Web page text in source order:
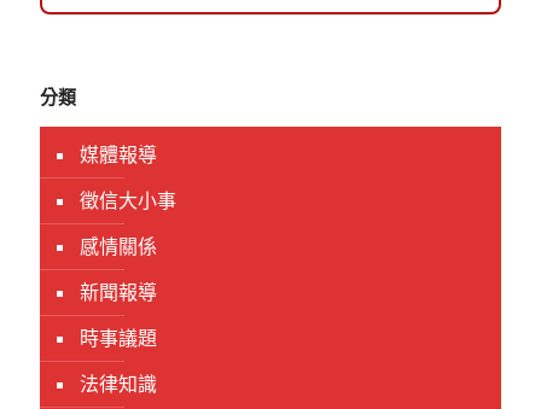
分類
媒體報導
徵信大小事
感情關係
新聞報導
時事議題
法律知識